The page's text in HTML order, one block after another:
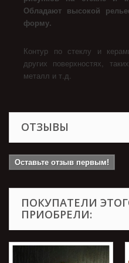
Обладают высокой
форму.
Контур по стеклу и
других поверхностях,
металл и т.д.
ОТЗЫВЫ
Оставьте отзыв первым!
ПОКУПАТЕЛИ
ПРИОБРЕЛИ: